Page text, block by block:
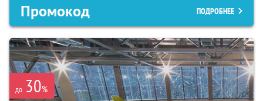
Промокод ПОДРОБНЕЕ
до 30%